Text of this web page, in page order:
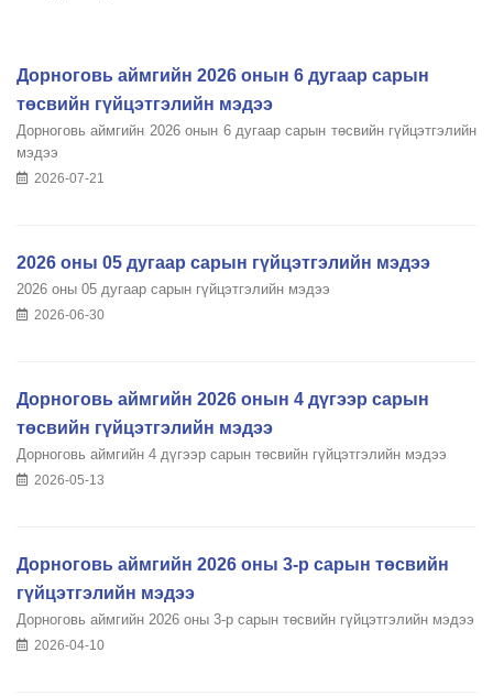
Дорноговь аймгийн 2026 онын 6 дугаар сарын
төсвийн гүйцэтгэлийн мэдээ
Дорноговь аймгийн 2026 онын 6 дугаар сарын төсвийн гүйцэтгэлийн
мэдээ
2026-07-21
2026 оны 05 дугаар сарын гүйцэтгэлийн мэдээ
2026 оны 05 дугаар сарын гүйцэтгэлийн мэдээ
2026-06-30
Дорноговь аймгийн 2026 онын 4 дүгээр сарын
төсвийн гүйцэтгэлийн мэдээ
Дорноговь аймгийн 4 дүгээр сарын төсвийн гүйцэтгэлийн мэдээ
2026-05-13
Дорноговь аймгийн 2026 оны 3-р сарын төсвийн
гүйцэтгэлийн мэдээ
Дорноговь аймгийн 2026 оны 3-р сарын төсвийн гүйцэтгэлийн мэдээ
2026-04-10